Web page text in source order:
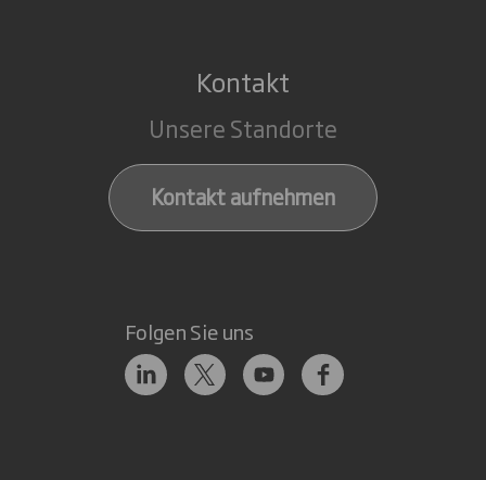
Kontakt
Unsere Standorte
Kontakt aufnehmen
Folgen Sie uns